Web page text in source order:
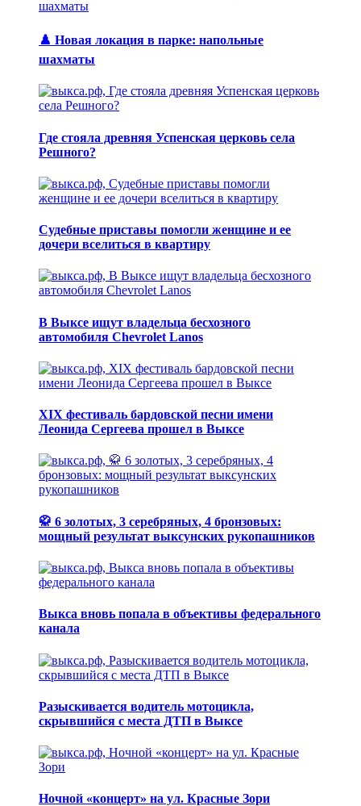
♟️ Новая локация в парке: напольные
шахматы
Где стояла древняя Успенская церковь села
Решного?
Судебные приставы помогли женщине и ее
дочери вселиться в квартиру
В Выксе ищут владельца бесхозного
автомобиля Chevrolet Lanos
XIX фестиваль бардовской песни имени
Леонида Сергеева прошел в Выксе
🥋 6 золотых, 3 серебряных, 4 бронзовых:
мощный результат выксунских рукопашников
Выкса вновь попала в объективы федерального
канала
Разыскивается водитель мотоцикла,
скрывшийся с места ДТП в Выксе
Ночной «концерт» на ул. Красные Зори